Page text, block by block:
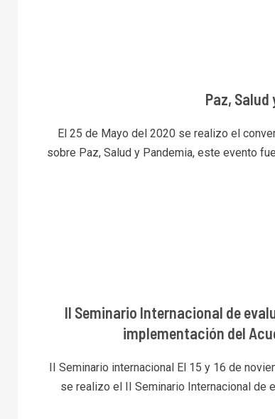
Paz, Salud
El 25 de Mayo del 2020 se realizo el
sobre Paz, Salud y Pandemia, este evento
II Seminario Internacional de
implementación del
II Seminario internacional El 15 y 16 de
se realizo el II Seminario Internacional de